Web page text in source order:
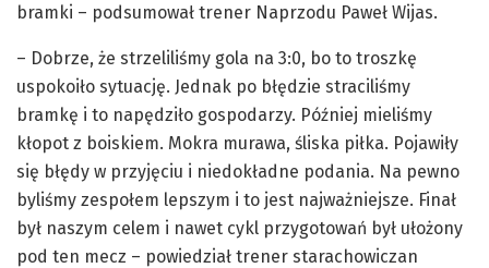
bramki – podsumował trener Naprzodu Paweł Wijas.
– Dobrze, że strzeliliśmy gola na 3:0, bo to troszkę
uspokoiło sytuację. Jednak po błędzie straciliśmy
bramkę i to napędziło gospodarzy. Później mieliśmy
kłopot z boiskiem. Mokra murawa, śliska piłka. Pojawiły
się błędy w przyjęciu i niedokładne podania. Na pewno
byliśmy zespołem lepszym i to jest najważniejsze. Finał
był naszym celem i nawet cykl przygotowań był ułożony
pod ten mecz – powiedział trener starachowiczan